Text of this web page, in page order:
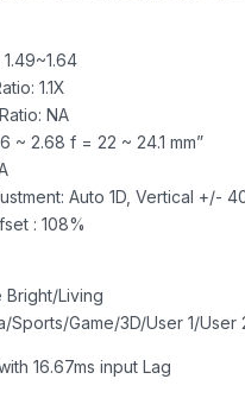
1.1X
NA
~ 2.68 f = 22 ~ 24.1 mm”
Auto 1D, Vertical +/-
: 108%
Bright/Living
Sports/Game/3D/User 1/User
16.67ms input Lag